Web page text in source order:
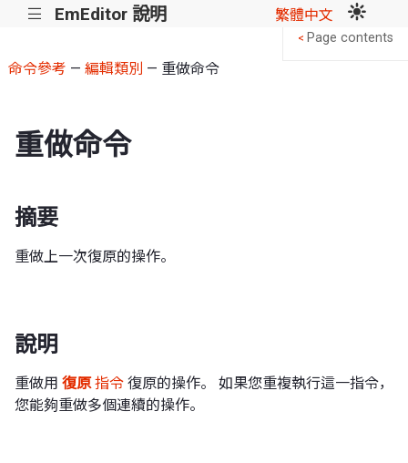
||| EmEditor 說明 繁體中文
命令參考 — 編輯類別 — 重做命令
重做命令
摘要
重做上一次復原的操作。
說明
重做用 復原指令 復原的操作。 如果您重複執行這一指令，
您能夠重做多個連續的操作。
< Page contents